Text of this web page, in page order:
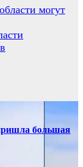
могут
большая